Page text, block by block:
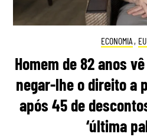
ECONOMIA ,
Homem de 82 anos
negar-lhe o direito a
após 45 de
‘última